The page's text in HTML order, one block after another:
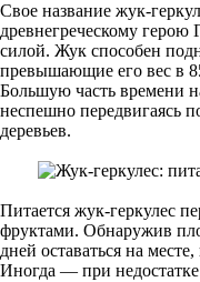
Свое название жук-
древнегреческому герою
силой. Жук способен
превышающие его вес в
Большую часть времени
неспешно передвигаясь
деревьев.
Питается жук-геркулес
фруктами. Обнаружив
дней оставаться на
Иногда — при